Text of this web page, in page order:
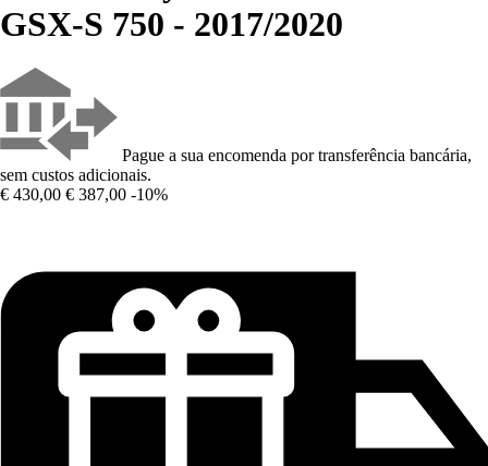
GSX-S 750 - 2017/2020
Pague a sua encomenda por transferência bancária,
sem custos adicionais.
€ 430,00 € 387,00 -10%